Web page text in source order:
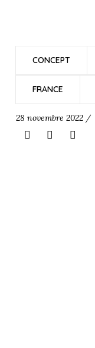
CONCEPT
FRANCE
28 novembre 2022 /